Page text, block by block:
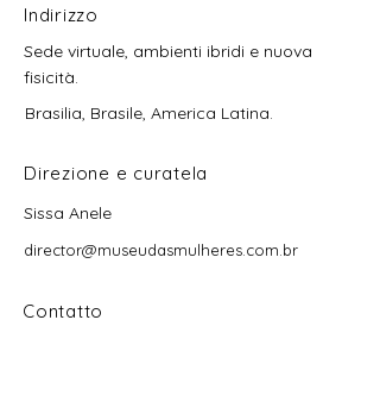
Indirizzo
Sede virtuale, ambienti ibridi e nuova
fisicità.
Brasilia, Brasile, America Latina.
Direzione e curatela
Sissa Anele
director@museudasmulheres.com.br
Contatto